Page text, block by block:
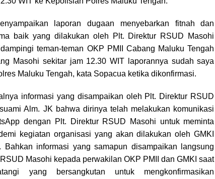
laporan dugaan menyebarkan fitnah dan
baik yang dilakukan oleh Plt. Direktur RSUD Masohi
teman-teman OKP PMII Cabang Maluku Tengah
Masohi sekitar jam 12.30 WIT laporannya sudah saya
Maluku Tengah, kata Sopacua ketika dikonfirmasi.
informasi yang disampaikan oleh Plt. Direktur RSUD
Alm. JK bahwa dirinya telah melakukan komunikasi
dengan Plt. Direktur RSUD Masohi untuk meminta
kegiatan organisasi yang akan dilakukan oleh GMKI
Bahkan informasi yang samapun disampaikan langsung
Masohi kepada perwakilan OKP PMII dan GMKI saat
yang bersangkutan untuk mengkonfirmasikan